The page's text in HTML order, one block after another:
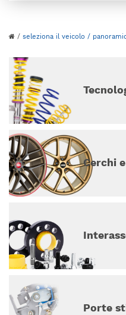
/ seleziona il veicolo /
Cerchi
Porte